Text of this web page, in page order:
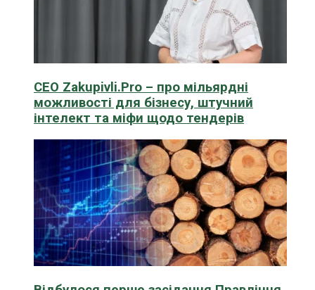
CEO Zakupivli.Pro – про мільярдні
можливості для бізнесу, штучний
інтелект та міфи щодо тендерів